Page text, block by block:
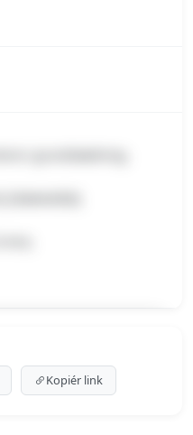
meldingen og kortet.
Kopiér link